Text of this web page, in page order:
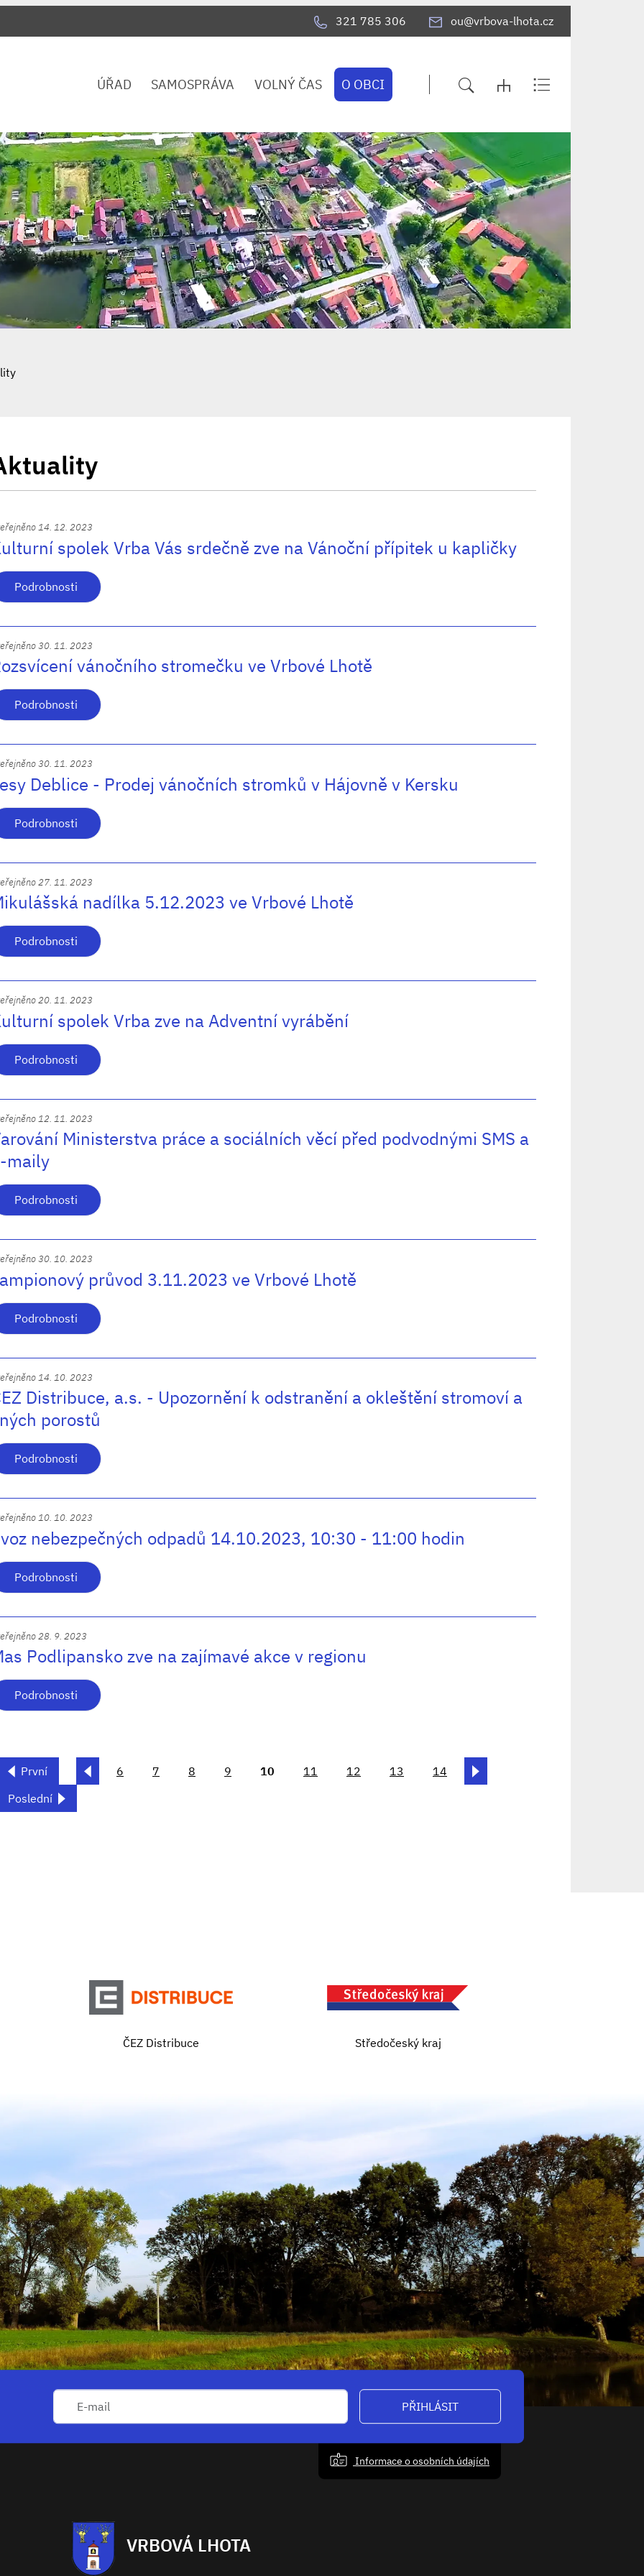
321 785 306 ou@vrbova-lhota.cz
ÚŘAD SAMOSPRÁVA VOLNÝ ČAS O OBCI
14. 12. 2023
spolek Vrba Vás srdečně zve na Vánoční přípitek u kapličky
Podrobnosti
30. 11. 2023
vánočního stromečku ve Vrbové Lhotě
Podrobnosti
30. 11. 2023
Deblice - Prodej vánočních stromků v Hájovně v Kersku
Podrobnosti
27. 11. 2023
nadílka 5.12.2023 ve Vrbové Lhotě
Podrobnosti
20. 11. 2023
spolek Vrba zve na Adventní vyrábění
Podrobnosti
12. 11. 2023
Ministerstva práce a sociálních věcí před podvodnými SMS a
maily
Podrobnosti
30. 10. 2023
průvod 3.11.2023 ve Vrbové Lhotě
Podrobnosti
14. 10. 2023
Distribuce, a.s. - Upozornění k odstranění a okleštění stromoví a
porostů
Podrobnosti
10. 10. 2023
nebezpečných odpadů 14.10.2023, 10:30 - 11:00 hodin
Podrobnosti
28. 9. 2023
Podlipansko zve na zajímavé akce v regionu
Podrobnosti
První 6 7 8 9 10 11 12 13
14
Poslední
ČEZ Distribuce Středočeský kraj
PŘIHLÁSIT
Informace o osobních údajích
VRBOVÁ LHOTA